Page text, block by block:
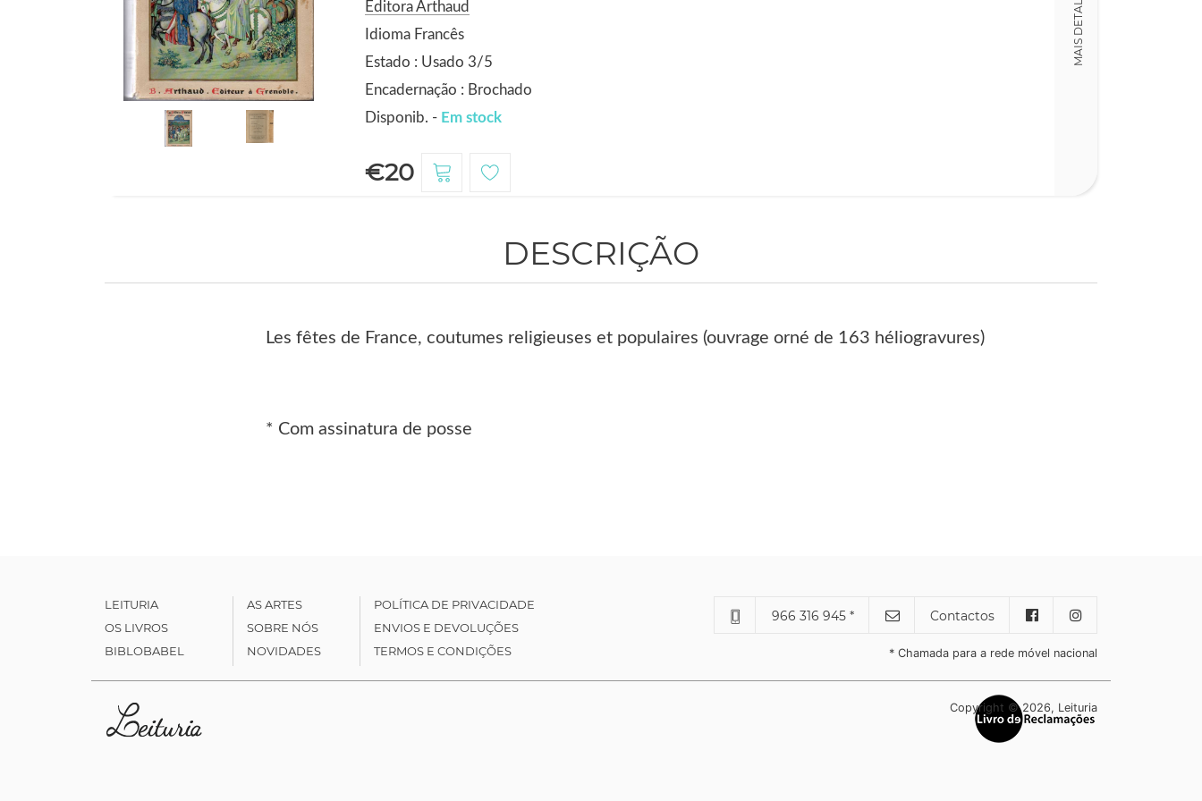
Editora Arthaud
Idioma Francês
Estado : Usado 3/5
Encadernação : Brochado
Disponib. - Em stock
€20
MAIS DETALHES
DESCRIÇÃO
Les fêtes de France, coutumes religieuses et populaires (ouvrage orné de 163 héliogravures)
* Com assinatura de posse
LEITURIA
OS LIVROS
BIBLOBABEL
AS ARTES
SOBRE NÓS
NOVIDADES
POLÍTICA DE PRIVACIDADE
ENVIOS E DEVOLUÇÕES
TERMOS E CONDIÇÕES
966 316 945 * Contactos
* Chamada para a rede móvel nacional
Copyright © 2026, Leituria